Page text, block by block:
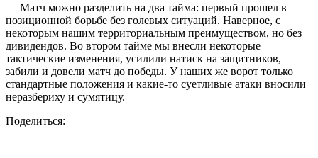
— Матч можно разделить на два тайма: первый прошел в
позиционной борьбе без голевых ситуаций. Наверное, с
некоторым нашим территориальным преимуществом, но без
дивидендов. Во втором тайме мы внесли некоторые
тактические изменения, усилили натиск на защитников,
забили и довели матч до победы. У наших же ворот только
стандартные положения и какие-то суетливые атаки вносили
неразбериху и сумятицу.
Поделиться: